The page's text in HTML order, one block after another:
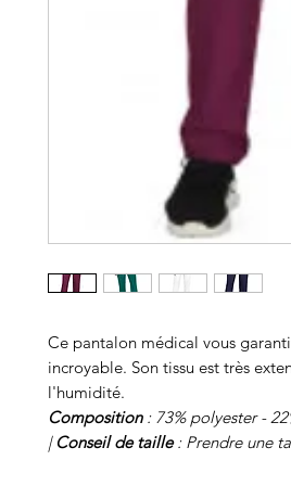
Ce pantalon médical vous
incroyable. Son tissu est très
l'humidité.
Composition : 73% polyester -
| Conseil de taille: Prendre une